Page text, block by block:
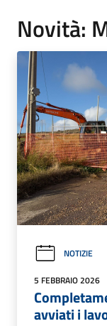
Novità:
NOTIZIE
5 FEBBRAIO 2026
avviati i